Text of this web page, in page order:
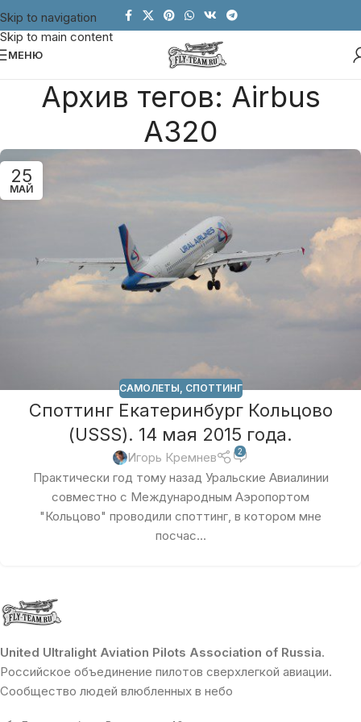
Skip to navigation
Skip to main content
МЕНЮ
Архив тегов: Airbus
A320
25
МАЙ
САМОЛЕТЫ, СПОТТИНГ
Споттинг Екатеринбург Кольцово
(USSS). 14 мая 2015 года.
Игорь Кремнев 2
Практически год тому назад Уральские Авиалинии
совместно с Международным Аэропортом
"Кольцово" проводили споттинг, в котором мне
посчас...
United Ultralight Aviation Pilots Association of Russia.
Российское объединение пилотов сверхлегкой авиации.
Сообщество людей влюбленных в небо